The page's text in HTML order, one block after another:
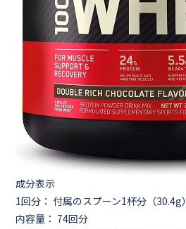
成分表示
1回分： 付属のスプーン1杯分（30.4g）
内容量： 74回分